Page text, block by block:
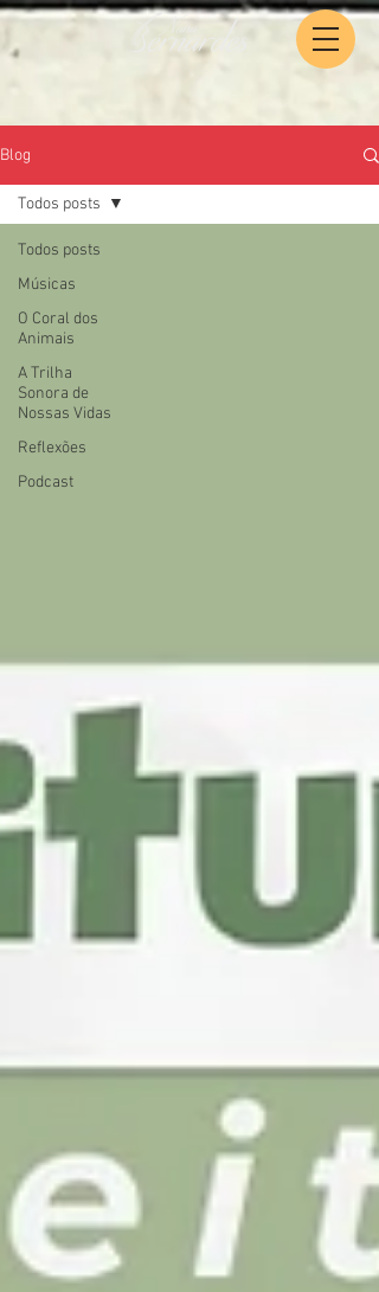
Blog
Todos posts
Músicas
O Coral dos
Animais
A Trilha
Sonora de
Nossas Vidas
Reflexões
Podcast
Todos posts